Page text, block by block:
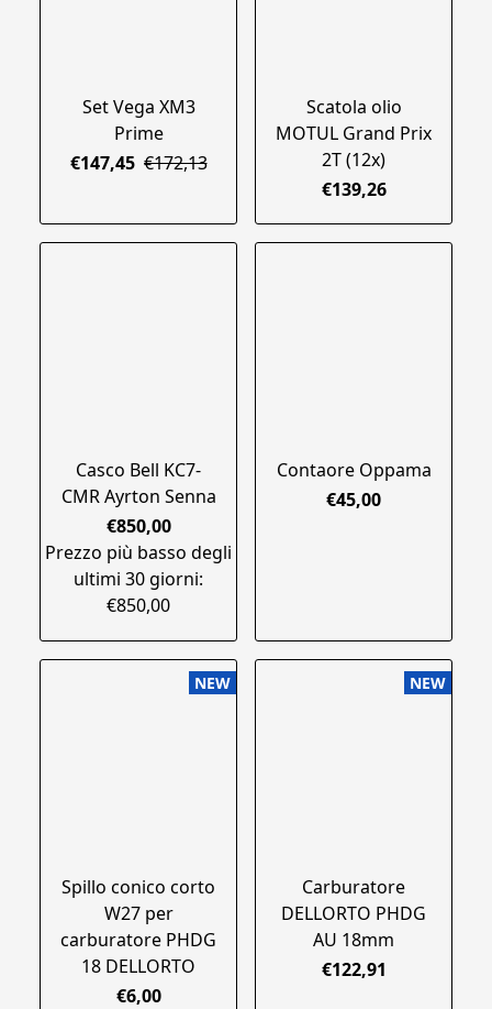
Set Vega XM3
Prime
€147,45 €172,13
Scatola olio
MOTUL Grand Prix
2T (12x)
€139,26
Casco Bell KC7-
CMR Ayrton Senna
€850,00
Prezzo più basso degli
ultimi 30 giorni:
€850,00
Contaore Oppama
€45,00
NEW
Spillo conico corto
W27 per
carburatore PHDG
18 DELLORTO
€6,00
NEW
Carburatore
DELLORTO PHDG
AU 18mm
€122,91